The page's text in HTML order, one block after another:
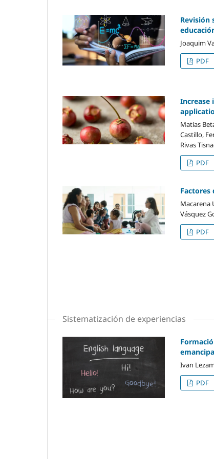
Revisión
Joaquim
PDF
Increase
Matías
Castillo,
Rivas
PDF
Factores
Macarena
Vásquez
PDF
Sistematización de experiencias
Ivan
PDF